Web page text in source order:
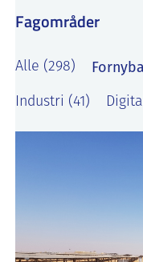
Fagområder
Alle (298)
Industri (41)